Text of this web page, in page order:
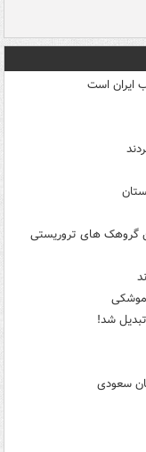
ایران است
موشکی
تبدیل شد!
سعودی